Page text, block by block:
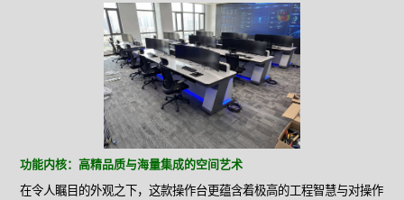
功能内核：高精品质与海量集成的空间艺术
在令人瞩目的外观之下，这款操作台更蕴含着极高的工程智慧与对操作